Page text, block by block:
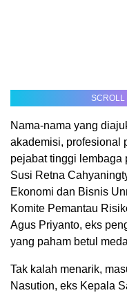
SCROLL
Nama-nama yang
akademisi, profesional
pejabat tinggi lembaga
Susi Retna
Ekonomi dan Bisnis
Komite Pemantau
Agus Priyanto, eks
yang paham betul
Tak kalah menarik,
Nasution, eks Kepala